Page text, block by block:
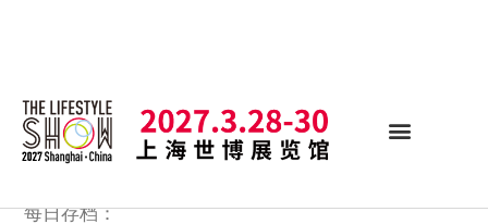
每日存档：